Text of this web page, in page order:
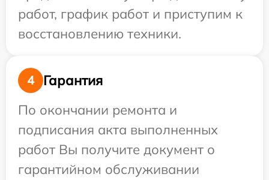
работ, график работ и приступим к
восстановлению техники.
4
Гарантия
По окончании ремонта и
подписания акта выполненных
работ Вы получите документ о
гарантийном обслуживании